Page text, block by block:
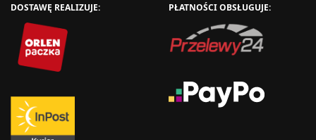
DOSTAWĘ REALIZUJE: PŁATNOŚCI OBSŁUGUJE: